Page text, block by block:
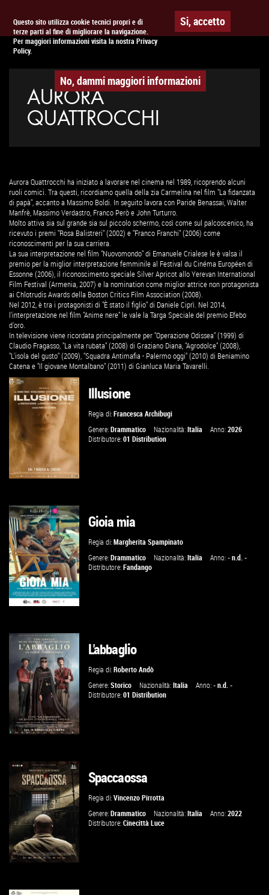
Questo sito utilizza cookie tecnici propri e di
terze parti al fine di migliorare la navigazione.
Per maggiori informazioni visita la nostra Privacy
Policy.
Si, accetto
No, dammi maggiori informazioni
APPUNTAMENTO AL CINEMA
AURORA
QUATTROCCHI
Aurora Quattrocchi ha iniziato a lavorare nel cinema nel 1989, ricoprendo alcuni
ruoli comici. Tra questi, ricordiamo quella della zia Carmelina nel film "La fidanzata
di papà", accanto a Massimo Boldi. In seguito lavora con Paride Benassai, Walter
Manfrè, Massimo Verdastro, Franco Però e John Turturro.
Molto attiva sia sul grande sia sul piccolo schermo, così come sul palcoscenico, ha
ricevuto i premi "Rosa Balistreri" (2002) e "Franco Franchi" (2006) come
riconoscimenti per la sua carriera.
La sua interpretazione nel film "Nuovomondo" di Emanuele Crialese le è valsa il
premio per la miglior interpretazione femminile al Festival du Cinéma Européen di
Essonne (2006), il riconoscimento speciale Silver Apricot allo Yerevan International
Film Festival (Armenia, 2007) e la nomination come miglior attrice non protagonista
ai Chlotrudis Awards della Boston Critics Film Association (2008).
Nel 2012, è tra i protagonisti di "È stato il figlio" di Daniele Ciprì. Nel 2014,
l'interpretazione nel film "Anime nere" le vale la Targa Speciale del premio Efebo
d'oro.
In televisione viene ricordata principalmente per "Operazione Odissea" (1999) di
Claudio Fragasso, "La vita rubata" (2008) di Graziano Diana, "Agrodolce" (2008),
"L'isola del gusto" (2009), "Squadra Antimafia - Palermo oggi" (2010) di Beniamino
Catena e "Il giovane Montalbano" (2011) di Gianluca Maria Tavarelli.
GUARDA IL TRAILER
VAI ALLA SCHEDA
Illusione
Regia di:Francesca Archibugi
Genere:Drammatico Nazionalità:Italia Anno:2026
Distributore:01 Distribution
GUARDA IL TRAILER
TROVA IL CINEMA
VAI ALLA SCHEDA
Gioia mia
Regia di:Margherita Spampinato
Genere:Drammatico Nazionalità:Italia Anno:- n.d. -
Distributore:Fandango
GUARDA IL TRAILER
VAI ALLA SCHEDA
L'abbaglio
Regia di:Roberto Andò
Genere:Storico Nazionalità:Italia Anno:- n.d. -
Distributore:01 Distribution
Spaccaossa
Regia di:Vincenzo Pirrotta
Genere:Drammatico Nazionalità:Italia Anno:2022
Distributore:Cinecittà Luce